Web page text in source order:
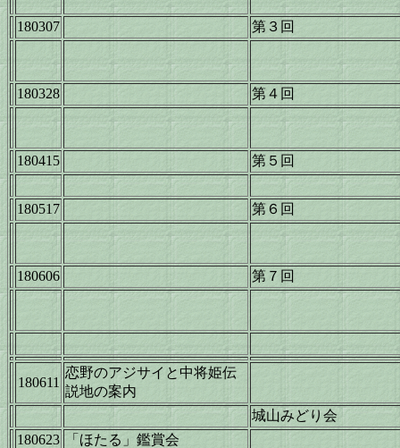
180307 第３回
180328 第４回
180415 第５回
180517 第６回
180606 第７回
180611
恋野のアジサイと中将姫伝
説地の案内
城山みどり会
180623
「ほたる」鑑賞会